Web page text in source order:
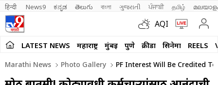
हिन्दी News9 ಕನ್ನಡ తెలుగు বাংলা ગુજરાતી ਪੰਜਾਬੀ தமிழ்
AQI
LATEST NEWS महाराष्ट्र मुंबई पुणे क्रीडा सिनेमा REELS
Marathi News Photo Gallery PF Interest Will Be Credited